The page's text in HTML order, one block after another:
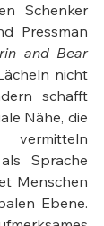
Schenker
Pressman
and Bear
nicht
schafft
Nähe, die
Sprache
Menschen
Ebene.